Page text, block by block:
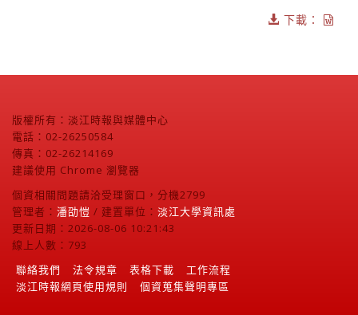
下載：
版權所有：淡江時報與媒體中心
電話：02-26250584
傳真：02-26214169
建議使用 Chrome 瀏覽器
個資相關問題請洽受理窗口，分機2799
管理者： 潘劭愷 / 建置單位： 淡江大學資訊處
更新日期：2026-08-06 10:21:43
線上人數：793
聯絡我們
法令規章 表格下載
工作流程
淡江時報網頁使用規則
個資蒐集聲明專區